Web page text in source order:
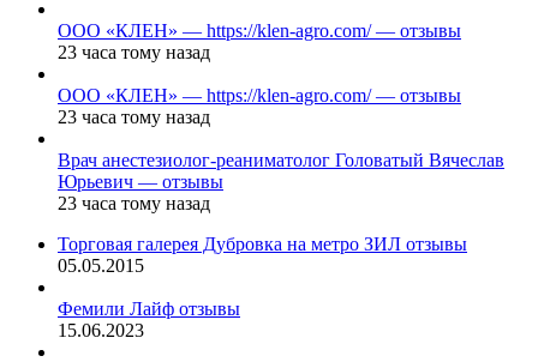
ООО «КЛЕН» — https://klen-agro.com/ — отзывы
23 часа тому назад
ООО «КЛЕН» — https://klen-agro.com/ — отзывы
23 часа тому назад
Врач анестезиолог-реаниматолог Головатый Вячеслав
Юрьевич — отзывы
23 часа тому назад
Торговая галерея Дубровка на метро ЗИЛ отзывы
05.05.2015
Фемили Лайф отзывы
15.06.2023